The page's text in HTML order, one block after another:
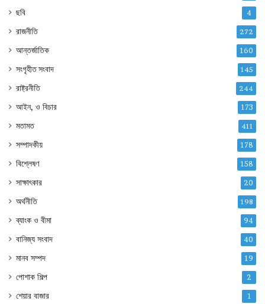
ছবি 4
রাজনীতি 272
আন্তর্জাতিক 160
সংগৃহীত সংবাদ 145
রাষ্ট্রনীতি 244
আইন, ও বিচার 173
মতামত 411
সম্পাদকীয় 178
বিশ্লেষণ 158
সাক্ষাৎকার 20
অর্থনীতি 198
ব্যাংক ও বীমা 94
বানিজ্য সংবাদ 40
মানব সম্পদ 19
পোশাক শিল্প 2
শেয়ার বাজার 1